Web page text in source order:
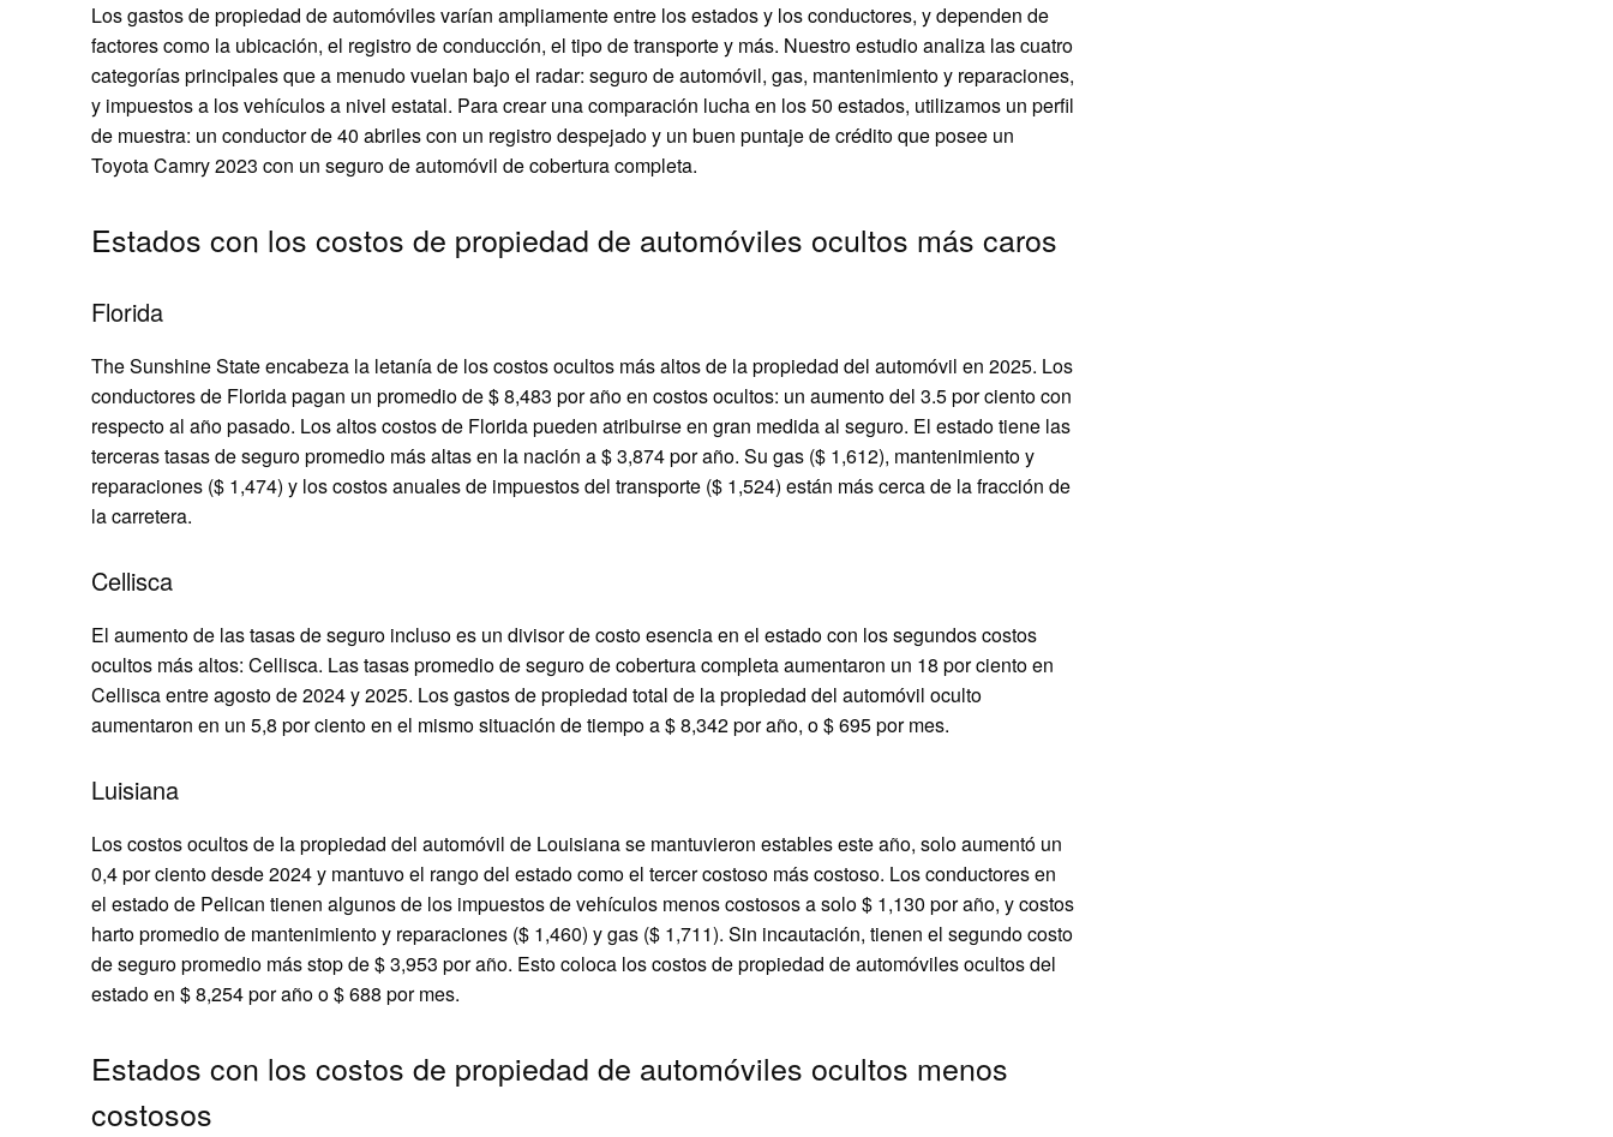
Los gastos de propiedad de automóviles varían ampliamente entre los estados y los conductores, y dependen de
factores como la ubicación, el registro de conducción, el tipo de transporte y más. Nuestro estudio analiza las cuatro
categorías principales que a menudo vuelan bajo el radar: seguro de automóvil, gas, mantenimiento y reparaciones,
y impuestos a los vehículos a nivel estatal. Para crear una comparación lucha en los 50 estados, utilizamos un perfil
de muestra: un conductor de 40 abriles con un registro despejado y un buen puntaje de crédito que posee un
Toyota Camry 2023 con un seguro de automóvil de cobertura completa.
Estados con los costos de propiedad de automóviles ocultos más caros
Florida
The Sunshine State encabeza la letanía de los costos ocultos más altos de la propiedad del automóvil en 2025. Los
conductores de Florida pagan un promedio de $ 8,483 por año en costos ocultos: un aumento del 3.5 por ciento con
respecto al año pasado. Los altos costos de Florida pueden atribuirse en gran medida al seguro. El estado tiene las
terceras tasas de seguro promedio más altas en la nación a $ 3,874 por año. Su gas ($ 1,612), mantenimiento y
reparaciones ($ 1,474) y los costos anuales de impuestos del transporte ($ 1,524) están más cerca de la fracción de
la carretera.
Cellisca
El aumento de las tasas de seguro incluso es un divisor de costo esencia en el estado con los segundos costos
ocultos más altos: Cellisca. Las tasas promedio de seguro de cobertura completa aumentaron un 18 por ciento en
Cellisca entre agosto de 2024 y 2025. Los gastos de propiedad total de la propiedad del automóvil oculto
aumentaron en un 5,8 por ciento en el mismo situación de tiempo a $ 8,342 por año, o $ 695 por mes.
Luisiana
Los costos ocultos de la propiedad del automóvil de Louisiana se mantuvieron estables este año, solo aumentó un
0,4 por ciento desde 2024 y mantuvo el rango del estado como el tercer costoso más costoso. Los conductores en
el estado de Pelican tienen algunos de los impuestos de vehículos menos costosos a solo $ 1,130 por año, y costos
harto promedio de mantenimiento y reparaciones ($ 1,460) y gas ($ 1,711). Sin incautación, tienen el segundo costo
de seguro promedio más stop de $ 3,953 por año. Esto coloca los costos de propiedad de automóviles ocultos del
estado en $ 8,254 por año o $ 688 por mes.
Estados con los costos de propiedad de automóviles ocultos menos
costosos